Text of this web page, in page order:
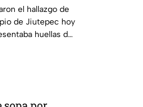
signos de
el hallazgo de
de Jiutepec hoy
huellas de